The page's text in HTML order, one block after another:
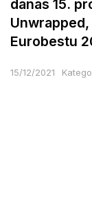
danas 15.
Eurobestu
15/12/2021